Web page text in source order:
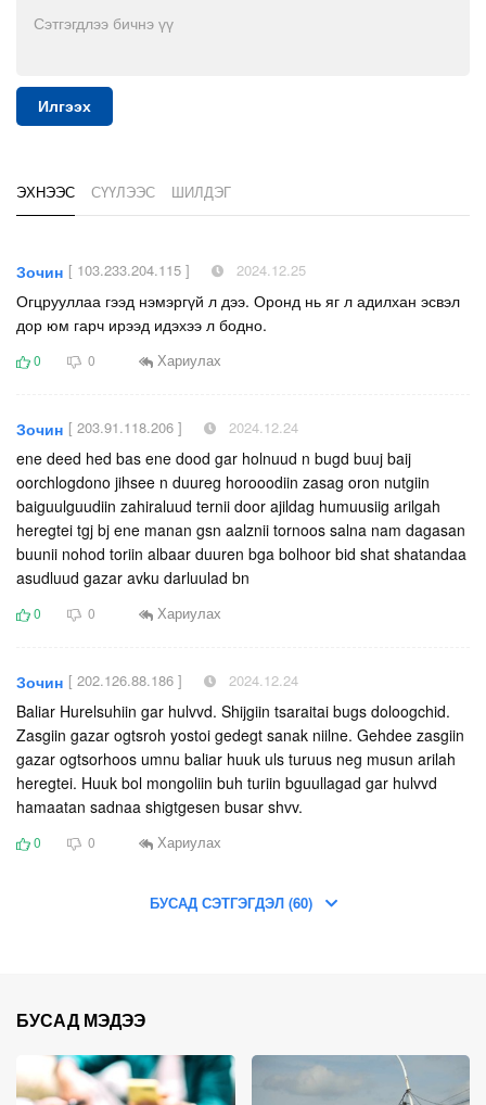
Илгээх
ЭХНЭЭС СҮҮЛЭЭС ШИЛДЭГ
Зочин [ 103.233.204.115 ] 2024.12.25
Огцрууллаа гээд нэмэргүй л дээ. Оронд нь яг л адилхан эсвэл
дор юм гарч ирээд идэхээ л бодно.
0 0 Хариулах
Зочин [ 203.91.118.206 ] 2024.12.24
ene deed hed bas ene dood gar holnuud n bugd buuj baij
oorchlogdono jihsee n duureg horooodiin zasag oron nutgiin
baiguulguudiin zahiraluud ternii door ajildag humuusiig arilgah
heregtei tgj bj ene manan gsn aalznii tornoos salna nam dagasan
buunii nohod toriin albaar duuren bga bolhoor bid shat shatandaa
asudluud gazar avku darluulad bn
0 0 Хариулах
Зочин [ 202.126.88.186 ] 2024.12.24
Baliar Hurelsuhiin gar hulvvd. Shijgiin tsaraitai bugs doloogchid.
Zasgiin gazar ogtsroh yostoi gedegt sanak niilne. Gehdee zasgiin
gazar ogtsorhoos umnu baliar huuk uls turuus neg musun arilah
heregtei. Huuk bol mongoliin buh turiin bguullagad gar hulvvd
hamaatan sadnaa shigtgesen busar shvv.
0 0 Хариулах
БУСАД СЭТГЭГДЭЛ (60)
БУСАД МЭДЭЭ